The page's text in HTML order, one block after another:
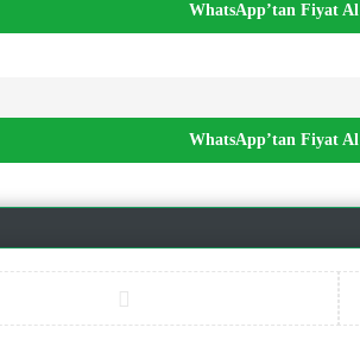
WhatsApp’tan Fiyat Al
WhatsApp’tan Fiyat Al